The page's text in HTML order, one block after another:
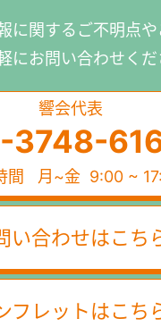
に関するご不明点
にお問い合わせくだ
響会代表
3748-
間 月~金 9:00 ~
フレットはこち
い合わせはこち